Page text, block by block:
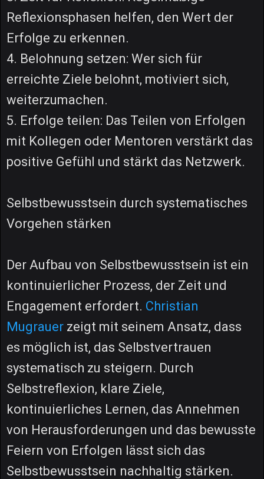
Reflexionsphasen helfen, den Wert der
Erfolge zu erkennen.
4. Belohnung setzen: Wer sich für
erreichte Ziele belohnt, motiviert sich,
weiterzumachen.
5. Erfolge teilen: Das Teilen von Erfolgen
mit Kollegen oder Mentoren verstärkt das
positive Gefühl und stärkt das Netzwerk.
Selbstbewusstsein durch systematisches
Vorgehen stärken
Der Aufbau von Selbstbewusstsein ist ein
kontinuierlicher Prozess, der Zeit und
Engagement erfordert. Christian
Mugrauer zeigt mit seinem Ansatz, dass
es möglich ist, das Selbstvertrauen
systematisch zu steigern. Durch
Selbstreflexion, klare Ziele,
kontinuierliches Lernen, das Annehmen
von Herausforderungen und das bewusste
Feiern von Erfolgen lässt sich das
Selbstbewusstsein nachhaltig stärken.